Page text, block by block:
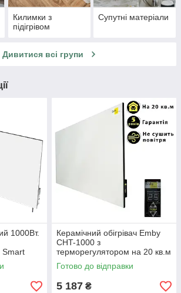
Килимки з
підігрівом
Супутні матеріали
Дивитися всі групи
1000Вт.
Smart
Керамічний обігрівач Emby
CHT-1000 з
терморегулятором на 20 кв.м
Готово до відправки
5 187 ₴